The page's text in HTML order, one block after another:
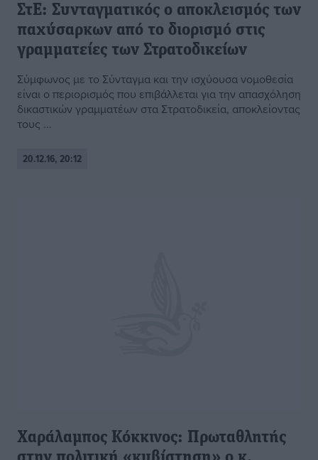
ΣτΕ: Συνταγματικός ο αποκλεισμός των
παχύσαρκων από το διορισμό στις
γραμματείες των Στρατοδικείων
Σύμφωνος με το Σύνταγμα και την ισχύουσα νομοθεσία
είναι ο περιορισμός που επιβάλλεται για την απασχόληση
δικαστικών γραμματέων στα Στρατοδικεία, αποκλείοντας
τους ...
20.12.16, 20:12
Χαράλαμπος Κόκκινος: Πρωταθλητής